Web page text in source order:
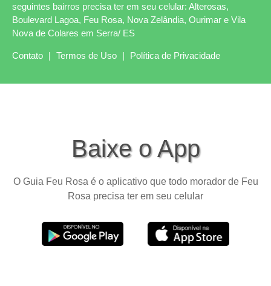
seguintes bairros precisa ter em seu celular: Alterosas,
Boulevard Lagoa, Feu Rosa, Nova Zelândia, Ourimar e Vila
Nova de Colares em Serra/ ES
Contato | Termos de Uso | Política de Privacidade
Baixe o App
O Guia Feu Rosa é o aplicativo que todo morador de Feu
Rosa precisa ter em seu celular